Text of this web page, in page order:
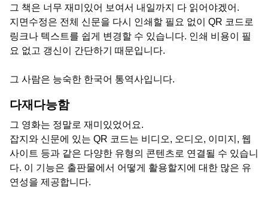
그 책은 너무 재미있어 보여서 내일까지 다 읽어야겠어.
지면수정은 전체 신문을 다시 인쇄할 필요 없이 QR 코드로
링크나 텍스트를 쉽게 변경할 수 있습니다. 인쇄 비용이 필
요 없고 갱신이 간단하기 때문입니다.
그 사람은 능숙한 한국어 통역사입니다.
다재다능함
그 영화는 정말로 재미있었어요.
잡지와 신문에 있는 QR 코드는 비디오, 오디오, 이미지, 웹
사이트 등과 같은 다양한 유형의 콘텐츠로 연결될 수 있습니
다. 이 기능은 출판물에서 어떻게 활용할지에 대한 많은 유
연성을 제공합니다.